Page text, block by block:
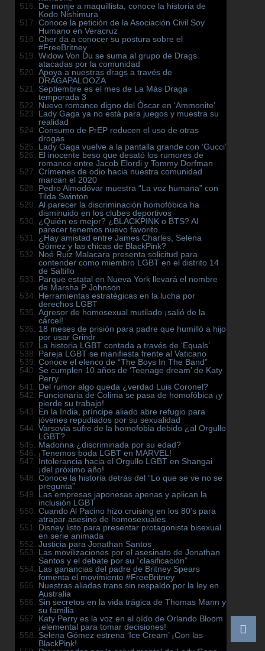
De monje a maquillista, conoce la historia de
Kodo Nishimura
Conoce la petición de la Asociación Civil Soy
Humano en Veracruz
Cher da a conocer su postura sobre el
#FreeBritney
Widow Von Du se suma al grupo de Drags
atacadas por la comunidad
Apoya a nuestras drags a través de
DRAGAPALOOZA
Septiembre es el mes de La Más Draga
temporada 3
Nuevo romance digno del Óscar en ‘Ammonite’
Lady Gaga ya no está para juegos y muestra su
realidad
Consumo de PrEP reducen el uso de otras
drogas
Lady Gaga vuelve a la pantalla grande con ‘Gucci’
El inocente beso que desató los rumores de
romance entre Jacob Elordi y Tommy Dorfman
Crímenes de odio hacia nuestra comunidad
marcan el 2020
Pedro Almodóvar muestra “La voz humana” con
Tilda Swinton
Al parecer la discriminación homofóbica ha
disminuido en los clubes deportivos
¿Quién es mejor? ¿BLACKPINK o BTS? Al
parecer tenemos nuevo favorito…
¿Hay amistad entre James Charles, Selena
Gómez y las chicas de BlackPink?
Noé Ruiz Malacara presenta solicitud para
contender como miembro LGBT en el distrito 14
de Saltillo
Parque estatal en Nueva York llevará el nombre
de Marsha P Johnson
Herramientas estratégicas en la lucha por
derechos LGBT
Agresor de homosexual mutilado ¡salió de la
cárcel!
18 meses de prisión para padre que humilló a hijo
por usar Grindr
La historia LGBT contada a través de ‘Equals’
Pareja LGBT se manifiesta frente al Vaticano
Conoce el elenco de “The Boys In The Band”
Se cumplen 10 años de ‘Teenage dream’ de Katy
Perry
Del rumor algo queda ¿verdad Luis Coronel?
Funcionaria de Colima se pasa de homofóbica ¡y
pierde su trabajo!
En la India, príncipe aliado abre refugio para
jóvenes repudiados por su sexualidad
Varsovia sufre de la homofobia debido ¿al Orgullo
LGBT?
Madonna ¿discriminada por su edad?
¡Tenemos boda LGBT en MARVEL!
Intolerancia hacia el Orgullo LGBT en Shangai
¡del próximo año!
Conoce la historia detrás del “Lo que se ve no se
pregunta”
Las empresas japonesas apenas y aplican la
inclusión LGBT
Cuando Al Pacino hizo cruising en los 80’s para
atrapar asesino de homosexuales
Disney listo para presentar protagonista bisexual
en serie animada
Justicia para Jonathan Santos
Las movilizaciones por el asesinato de Jonathan
Santos y el debate por su “clasificación”
Las ganancias del padre de Britney Spears
fomenta el movimiento #FreeBritney
Nuestras aliadas trans sin respaldo por la ley en
Australia
Sin secretos en la vida trágica de Thomas Mann y
su familia
Katy Perry es la voz en el oído de Orlando Bloom
¡elemental para tomar decisiones!
Selena Gómez estrena ‘Ice Cream’ ¡Con las
BlackPink!